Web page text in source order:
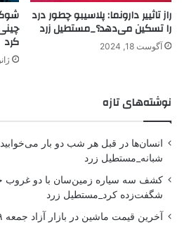
راز تاثییر دارونما‌: پلاسیبو چطور درد
را تسکین می‌دهد؟_مستطیل زرد
آگوست 18, 2024
شوک
کرد
نوشته‌های تازه
انسان‌ها در قبل هر شب دو بار
شبانه_مستطیل زرد
کشف سه سیاره زمین‌سان با دو غروب
شگفت‌زده کرد_مستطیل زرد
آخرین قیمت ماشین در بازار آزاد جمعه ۹ آبان ماه_مستطیل زرد